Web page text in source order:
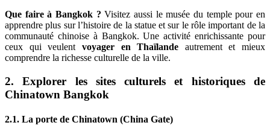
Que faire à Bangkok ? Visitez aussi le musée du temple pour en
apprendre plus sur l’histoire de la statue et sur le rôle important de la
communauté chinoise à Bangkok. Une activité enrichissante pour
ceux qui veulent voyager en Thaïlande autrement et mieux
comprendre la richesse culturelle de la ville.
2. Explorer les sites culturels et historiques de
Chinatown Bangkok
2.1. La porte de Chinatown (China Gate)